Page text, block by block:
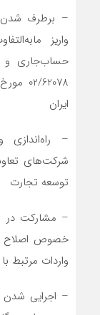
– برطرف
واریز
حساب‌جاری و
ایران
–
شرکت‌های
توسعه تجارت
واردات مرتبط
– اجرایی شدن